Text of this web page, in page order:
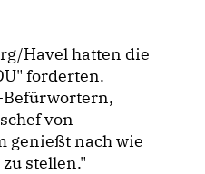
Havel hatten die
forderten.
Befürwortern,
von
genießt nach wie
stellen."